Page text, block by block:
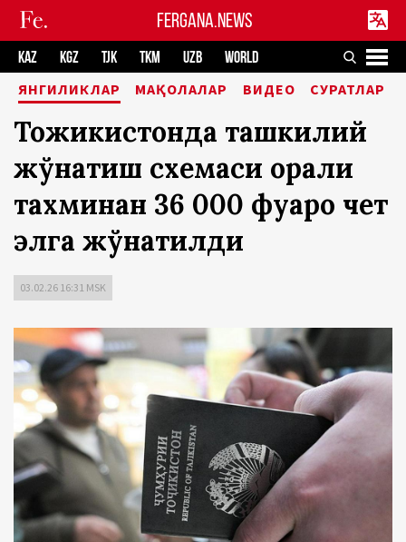
FERGANA.NEWS
KAZ KGZ TJK TKM UZB WORLD
ЯНГИЛИКЛАР МАҚОЛАЛАР ВИДЕО СУРАТЛАР
Тожикистонда ташкилий
жўнатиш схемаси орқали
тахминан 36 000 фуқаро чет
элга жўнатилди
03.02.26 16:31 MSK